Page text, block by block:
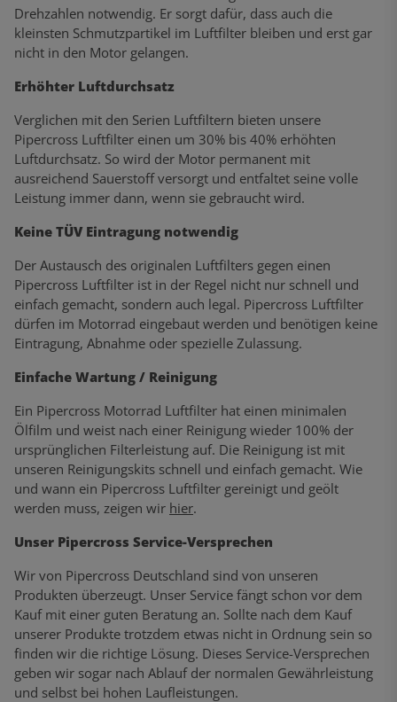
Drehzahlen notwendig. Er sorgt dafür, dass auch die
kleinsten Schmutzpartikel im Luftfilter bleiben und erst gar
nicht in den Motor gelangen.
Erhöhter Luftdurchsatz
Verglichen mit den Serien Luftfiltern bieten unsere
Pipercross Luftfilter einen um 30% bis 40% erhöhten
Luftdurchsatz. So wird der Motor permanent mit
ausreichend Sauerstoff versorgt und entfaltet seine volle
Leistung immer dann, wenn sie gebraucht wird.
Keine TÜV Eintragung notwendig
Der Austausch des originalen Luftfilters gegen einen
Pipercross Luftfilter ist in der Regel nicht nur schnell und
einfach gemacht, sondern auch legal. Pipercross Luftfilter
dürfen im Motorrad eingebaut werden und benötigen keine
Eintragung, Abnahme oder spezielle Zulassung.
Einfache Wartung / Reinigung
Ein Pipercross Motorrad Luftfilter hat einen minimalen
Ölfilm und weist nach einer Reinigung wieder 100% der
ursprünglichen Filterleistung auf. Die Reinigung ist mit
unseren Reinigungskits schnell und einfach gemacht. Wie
und wann ein Pipercross Luftfilter gereinigt und geölt
werden muss, zeigen wir hier.
Unser Pipercross Service-Versprechen
Wir von Pipercross Deutschland sind von unseren
Produkten überzeugt. Unser Service fängt schon vor dem
Kauf mit einer guten Beratung an. Sollte nach dem Kauf
unserer Produkte trotzdem etwas nicht in Ordnung sein so
finden wir die richtige Lösung. Dieses Service-Versprechen
geben wir sogar nach Ablauf der normalen Gewährleistung
und selbst bei hohen Laufleistungen.